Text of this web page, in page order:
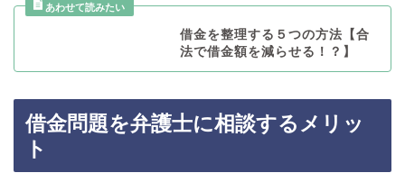
借金を整理する５つの方法【合
法で借金額を減らせる！？】
借金問題を弁護士に相談するメリッ
ト